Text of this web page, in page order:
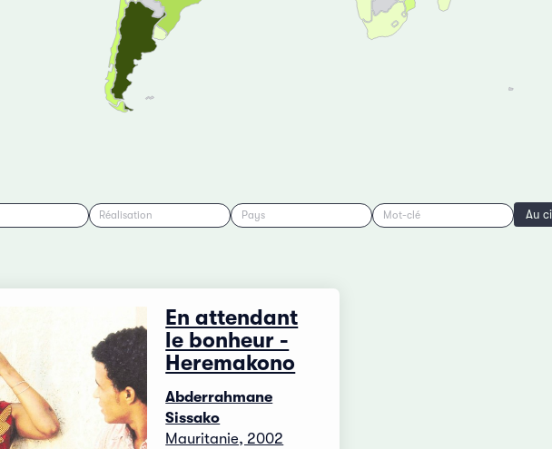
Réalisation Pays Mot-clé Au
En attendant
le bonheur -
Heremakono
Abderrahmane
Sissako
Mauritanie, 2002